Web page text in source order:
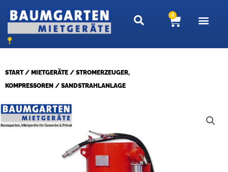
Inhalt
springen
0
START/ MIETGERÄTE / STROMERZEUGER,
KOMPRESSOREN / SANDSTRAHLANLAGE